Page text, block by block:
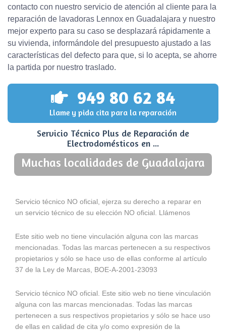
contacto con nuestro servicio de atención al cliente para la
reparación de lavadoras Lennox en Guadalajara y nuestro
mejor experto para su caso se desplazará rápidamente a
su vivienda, informándole del presupuesto ajustado a las
características del defecto para que, si lo acepta, se ahorre
la partida por nuestro traslado.
949 80 62 84
Llame y pida cita para la reparación
Servicio Técnico Plus de Reparación de
Electrodomésticos en ...
Muchas localidades de Guadalajara
Servicio técnico NO oficial, ejerza su derecho a reparar en
un servicio técnico de su elección NO oficial. Llámenos
Este sitio web no tiene vinculación alguna con las marcas
mencionadas. Todas las marcas pertenecen a su respectivos
propietarios y sólo se hace uso de ellas conforme al artículo
37 de la Ley de Marcas, BOE-A-2001-23093
Servicio técnico NO oficial. Este sitio web no tiene vinculación
alguna con las marcas mencionadas. Todas las marcas
pertenecen a sus respectivos propietarios y sólo se hace uso
de ellas en calidad de cita y/o como expresión de la